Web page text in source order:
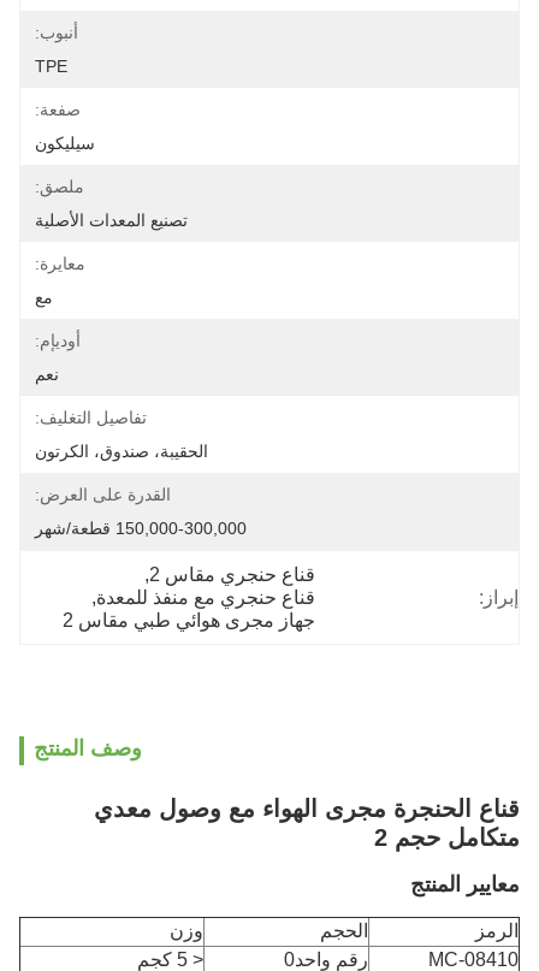
أنبوب:
TPE
صفعة:
سيليكون
ملصق:
تصنيع المعدات الأصلية
معايرة:
مع
أوديإم:
نعم
تفاصيل التغليف:
الحقيبة، صندوق، الكرتون
القدرة على العرض:
150,000-300,000 قطعة/شهر
إبراز:
قناع حنجري مقاس 2 ,
قناع حنجري مع منفذ للمعدة,
جهاز مجرى هوائي طبي مقاس 2
وصف المنتج
قناع الحنجرة مجرى الهواء مع وصول معدي
متكامل حجم 2
معايير المنتج
الرمز الحجم
وزن
MC-08410
رقم واحد0
< 5 كجم